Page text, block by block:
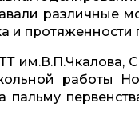
различные
и
им.В.П.Чкалова,
работы
пальму